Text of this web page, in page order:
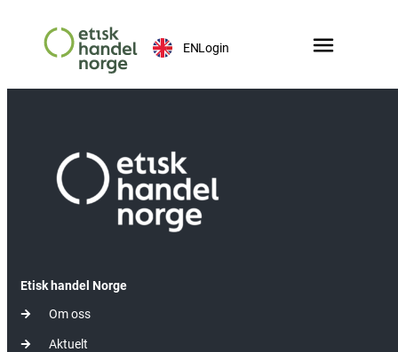
ENLogin
Etisk handel Norge
Om oss
Aktuelt